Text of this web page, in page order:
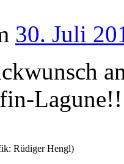
30. Juli
Rüdiger Hengl)